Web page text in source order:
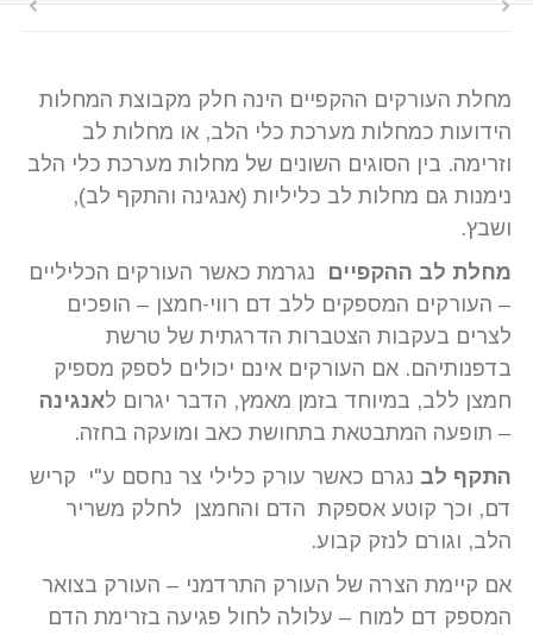
צור קשר
ENGLISH
מחלת העורקים ההקפיים הינה חלק מקבוצת המחלות
הידועות כמחלות מערכת כלי הלב, או מחלות לב
וזרימה. בין הסוגים השונים של מחלות מערכת כלי הלב
נימנות גם מחלות לב כליליות (אנגינה והתקף לב),
ושבץ.
מחלת לב ההקפיים נגרמת כאשר העורקים הכליליים
– העורקים המספקים ללב דם רווי-חמצן – הופכים
לצרים בעקבות הצטברות הדרגתית של טרשת
בדפנותיהם. אם העורקים אינם יכולים לספק מספיק
חמצן ללב, במיוחד בזמן מאמץ, הדבר יגרום לאנגינה
– תופעה המתבטאת בתחושת כאב ומועקה בחזה.
התקף לב נגרם כאשר עורק כלילי צר נחסם ע"י קריש
דם, וכך קוטע אספקת הדם והחמצן לחלק משריר
הלב, וגורם לנזק קבוע.
אם קיימת הצרה של העורק התרדמני – העורק בצואר
המספק דם למוח – עלולה לחול פגיעה בזרימת הדם